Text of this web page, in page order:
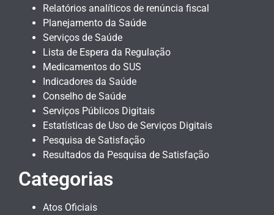
Relatórios analíticos de renúncia fiscal
Planejamento da Saúde
Serviços de Saúde
Lista de Espera da Regulação
Medicamentos do SUS
Indicadores da Saúde
Conselho de Saúde
Serviços Públicos Digitais
Estatísticas de Uso de Serviços Digitais
Pesquisa de Satisfação
Resultados da Pesquisa de Satisfação
Categorias
Atos Oficiais